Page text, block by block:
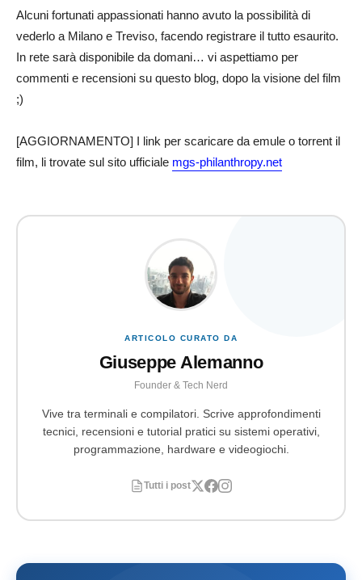
Alcuni fortunati appassionati hanno avuto la possibilità di
vederlo a Milano e Treviso, facendo registrare il tutto esaurito.
In rete sarà disponibile da domani… vi aspettiamo per
commenti e recensioni su questo blog, dopo la visione del film
;)
[AGGIORNAMENTO] I link per scaricare da emule o torrent il
film, li trovate sul sito ufficiale mgs-philanthropy.net
ARTICOLO CURATO DA
Giuseppe Alemanno
Founder & Tech Nerd
Vive tra terminali e compilatori. Scrive approfondimenti
tecnici, recensioni e tutorial pratici su sistemi operativi,
programmazione, hardware e videogiochi.
Tutti i post